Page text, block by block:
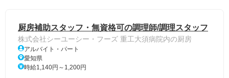
厨房補助スタッフ・無資格可の調理師/調理スタッフ
株式会社シーユーシー・フーズ 重工大須病院内の厨房
アルバイト・パート
愛知県
時給1,140円～1,200円